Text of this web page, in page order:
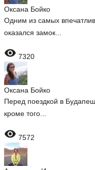
Оксана Бойко
Одним из самых
оказался замок...
 7320
Оксана Бойко
Перед поездкой в
кроме того...
 7572